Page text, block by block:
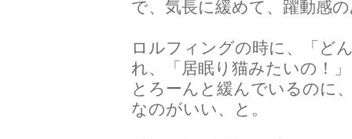
で、気長に緩めて、躍動感
ロルフィングの時に、「ど
れ、「居眠り猫みたいの！
とろーんと緩んでいるのに
なのがいい、と。